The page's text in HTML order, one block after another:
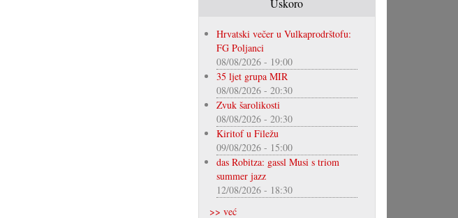
Uskoro
Hrvatski večer u Vulkaprodrštofu:
FG Poljanci
08/08/2026 - 19:00
35 ljet grupa MIR
08/08/2026 - 20:30
Zvuk šarolikosti
08/08/2026 - 20:30
Kiritof u Filežu
09/08/2026 - 15:00
das Robitza: gassl Musi s triom
summer jazz
12/08/2026 - 18:30
>> već